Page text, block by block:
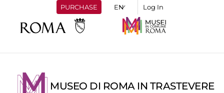
PURCHASE Log In
MUSEO DI ROMA IN TRASTEVERE